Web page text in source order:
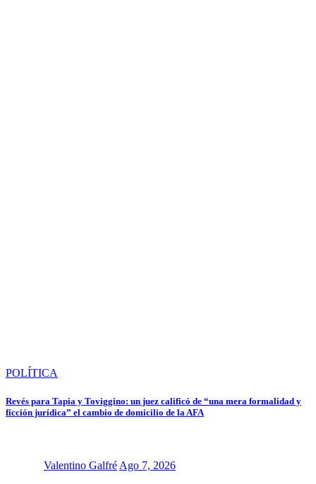
POLÍTICA
Revés para Tapia y Toviggino: un juez calificó de “una mera formalidad y
ficción jurídica” el cambio de domicilio de la AFA
Valentino Galfré Ago 7, 2026